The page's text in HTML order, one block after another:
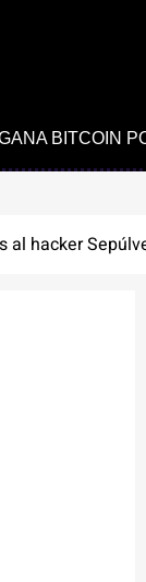
BITCOIN
al hacker